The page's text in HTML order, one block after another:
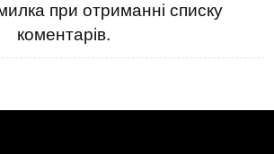
при отриманні списку
коментарів.